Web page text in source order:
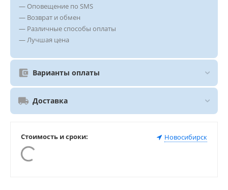
— Оповещение по SMS
— Возврат и обмен
— Различные способы оплаты
— Лучшая цена
Варианты оплаты
Доставка
Стоимость и сроки: Новосибирск